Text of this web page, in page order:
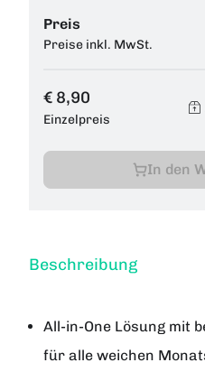
Preis
Preise inkl. MwSt.
€ 8,90
Einzelpreis
In den
Beschreibung
All-in-One Lösung mit
für alle weichen